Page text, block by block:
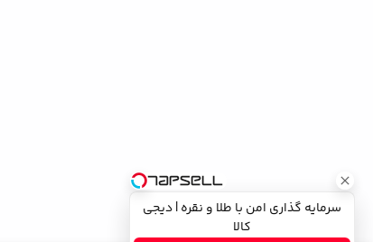
سرمایه گذاری امن با طلا و نقره | دیجی
کالا